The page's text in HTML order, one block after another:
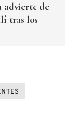
advierte de
tras los